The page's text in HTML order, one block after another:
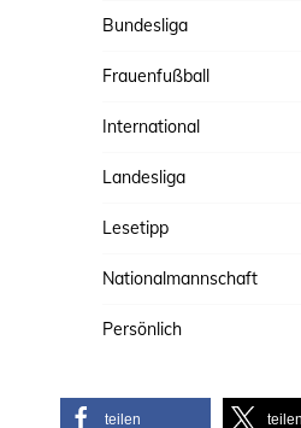
Bundesliga
Frauenfußball
International
Landesliga
Lesetipp
Nationalmannschaft
Persönlich
teilen teilen